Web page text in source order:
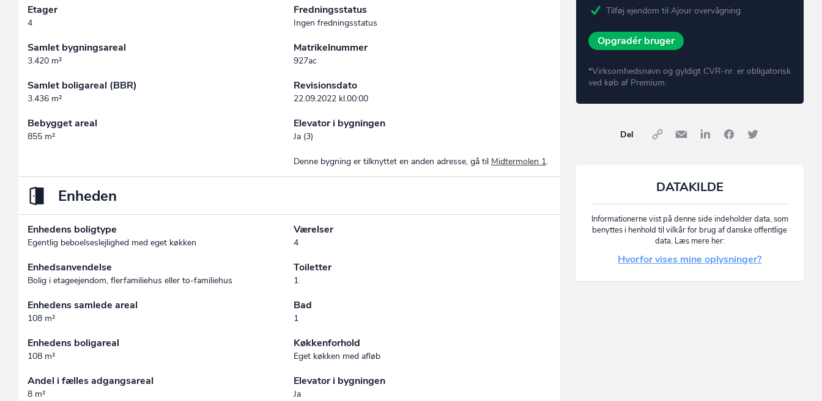
Etager
4
Samlet bygningsareal
3.420 m²
Samlet boligareal (BBR)
3.436 m²
Bebygget areal
855 m²
Fredningsstatus
Ingen fredningsstatus
Matrikelnummer
927ac
Revisionsdato
22.09.2022 kl.00:00
Elevator i bygningen
Ja (3)
Denne bygning er tilknyttet en anden adresse, gå til Midtermolen 1.
Enheden
Enhedens boligtype
Egentlig beboelseslejlighed med eget køkken
Enhedsanvendelse
Bolig i etageejendom, flerfamiliehus eller to-familiehus
Enhedens samlede areal
108 m²
Enhedens boligareal
108 m²
Andel i fælles adgangsareal
8 m²
Værelser
4
Toiletter
1
Bad
1
Køkkenforhold
Eget køkken med afløb
Elevator i bygningen
Ja
Tilføj ejendom til Ajour overvågning
Opgradér bruger
*Virksomhedsnavn og gyldigt CVR-nr. er obligatorisk
ved køb af Premium.
Del
DATAKILDE
Informationerne vist på denne side indeholder data, som
benyttes i henhold til vilkår for brug af danske offentlige
data. Læs mere her:
Hvorfor vises mine oplysninger?